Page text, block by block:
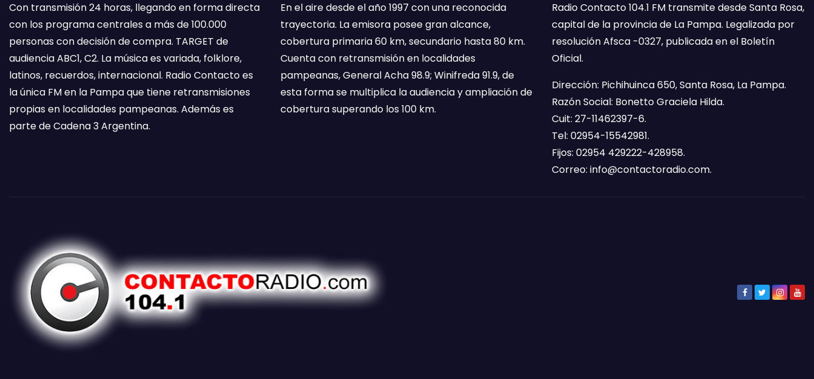
Con transmisión 24 horas, llegando en forma directa
con los programa centrales a más de 100.000
personas con decisión de compra. TARGET de
audiencia ABC1, C2. La música es variada, folklore,
latinos, recuerdos, internacional. Radio Contacto es
la única FM en la Pampa que tiene retransmisiones
propias en localidades pampeanas. Además es
parte de Cadena 3 Argentina.
En el aire desde el año 1997 con una reconocida
trayectoria. La emisora posee gran alcance,
cobertura primaria 60 km, secundario hasta 80 km.
Cuenta con retransmisión en localidades
pampeanas, General Acha 98.9; Winifreda 91.9, de
esta forma se multiplica la audiencia y ampliación de
cobertura superando los 100 km.
Radio Contacto 104.1 FM transmite desde Santa Rosa,
capital de la provincia de La Pampa. Legalizada por
resolución Afsca -0327, publicada en el Boletín
Oficial.
Dirección: Pichihuinca 650, Santa Rosa, La Pampa.
Razón Social: Bonetto Graciela Hilda.
Cuit: 27-11462397-6.
Tel: 02954-15542981.
Fijos: 02954 429222-428958.
Correo: info@contactoradio.com.